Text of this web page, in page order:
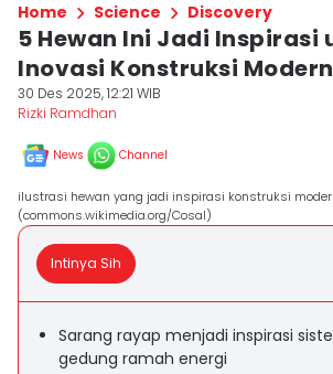
Home Science Discovery
5 Hewan Ini Jadi Inspirasi
Inovasi Konstruksi Modern
30 Des 2025, 12:21 WIB
Rizki Ramdhan
News Channel
ilustrasi hewan yang jadi inspirasi konstruksi
(commons.wikimedia.org/Cosal)
Intinya Sih
Sarang rayap menjadi inspirasi
gedung ramah energi